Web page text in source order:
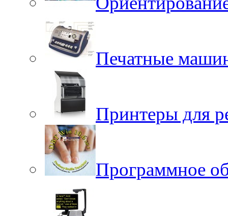
Печатные
Принтеры для
Программное